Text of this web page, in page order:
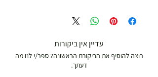
עדיין אין ביקורות
רוצה להוסיף את הביקורת הראשונה? ספר/י לנו מה
דעתך.